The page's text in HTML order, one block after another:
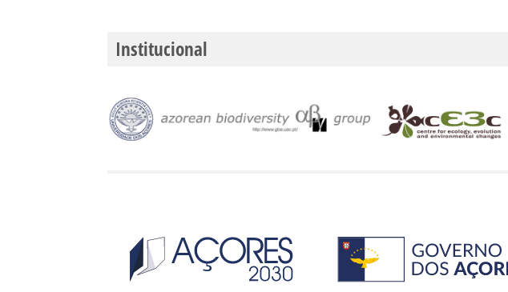
Institucional